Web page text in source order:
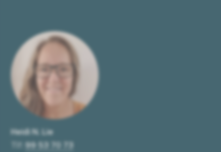
Heidi N. Lie
99 53 70 73